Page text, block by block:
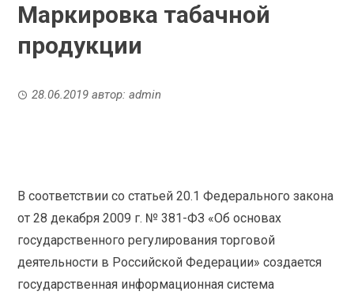
Маркировка табачной
продукции
28.06.2019 автор:admin
В соответствии со статьей 20.1 Федерального закона
от 28 декабря 2009 г. № 381-ФЗ «Об основах
государственного регулирования торговой
деятельности в Российской Федерации» создается
государственная информационная система